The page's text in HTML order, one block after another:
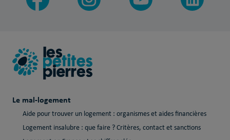
Le mal-logement
Aide pour trouver un logement : organismes et aides financières
Logement insalubre : que faire ? Critères, contact et sanctions